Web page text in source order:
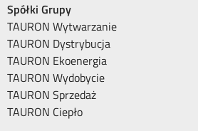
Spółki Grupy
TAURON Wytwarzanie
TAURON Dystrybucja
TAURON Ekoenergia
TAURON Wydobycie
TAURON Sprzedaż
TAURON Ciepło